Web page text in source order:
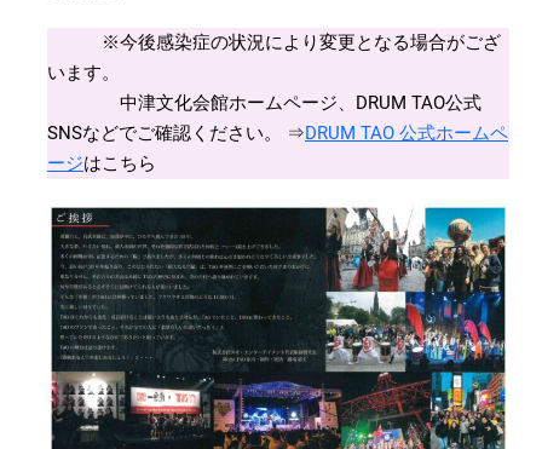
※今後感染症の状況により変更となる場合がござ
います。
中津文化会館ホームページ、DRUM TAO公式
SNSなどでご確認ください。 ⇒DRUM TAO 公式ホームペ
ージはこちら